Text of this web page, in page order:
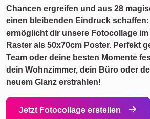
Chancen ergreifen und aus 28
einen bleibenden Eindruck schaffen:
ermöglicht dir unsere Fotocollage
Raster als 50x70cm Poster. Perfekt
Team oder deine besten Momente
dein Wohnzimmer, dein Büro oder
neuem Glanz erstrahlen!
Jetzt Fotocollage erstellen